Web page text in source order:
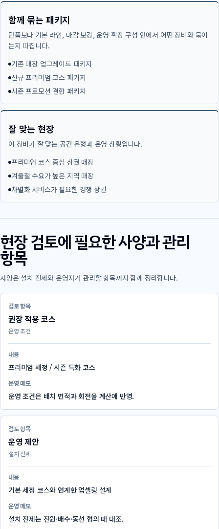
함께 묶는 패키지
단품보다 기본 라인, 마감 보강, 운영 확장 구성 안에서 어떤 장비와 묶이
는지 따집니다.
기존 매장 업그레이드 패키지
신규 프리미엄 코스 패키지
시즌 프로모션 결합 패키지
잘 맞는 현장
이 장비가 잘 맞는 공간 유형과 운영 상황입니다.
프리미엄 코스 중심 상권 매장
겨울철 수요가 높은 지역 매장
차별화 서비스가 필요한 경쟁 상권
현장 검토에 필요한 사양과 관리
항목
사양은 설치 전제와 운영자가 관리할 항목까지 함께 정리합니다.
검토 항목
권장 적용 코스
운영 조건
내용
프리미엄 세정 / 시즌 특화 코스
운영 메모
운영 조건은 배치 면적과 회전율 계산에 반영.
검토 항목
운영 제안
설치 전제
내용
기본 세정 코스와 연계한 업셀링 설계
운영 메모
설치 전제는 전원·배수·동선 협의 때 대조.